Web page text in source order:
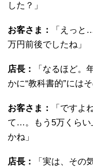
した？」
お客さま：
「えっ
万円前後でしたね」
店長：
「なるほど。
かに“教科書的”には
お客さま：
「です
て…。もう5万くらい
かね」
店長：
「実は、その